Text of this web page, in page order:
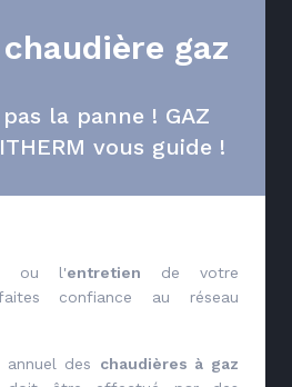
gaz
la panne ! GAZ
vous guide !
ou l'entretien de votre
confiance au réseau
annuel des chaudières à gaz